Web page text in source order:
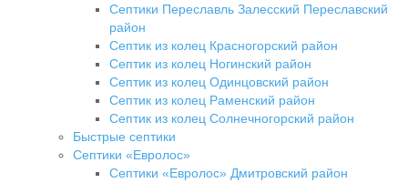
Септики Переславль Залесский Переславский
район
Септик из колец Красногорский район
Септик из колец Ногинский район
Септик из колец Одинцовский район
Септик из колец Раменский район
Септик из колец Солнечногорский район
Быстрые септики
Септики «Евролос»
Септики «Евролос» Дмитровский район